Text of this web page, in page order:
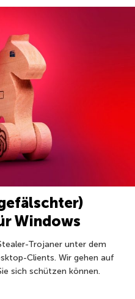
Windows
Trojaner unter dem
Clients. Wir gehen auf
sich schützen können.